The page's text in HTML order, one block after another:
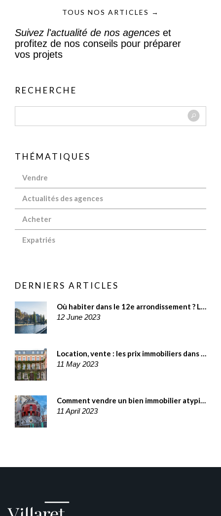
TOUS NOS ARTICLES →
Suivez l'actualité de nos agences et
profitez de nos conseils pour préparer
vos projets
RECHERCHE
THÉMATIQUES
Vendre
Actualités des agences
Acheter
Expatriés
DERNIERS ARTICLES
Où habiter dans le 12e arrondissement ? Le guide des meilleurs quartiers
12 June 2023
Location, vente : les prix immobiliers dans le 3e arrondissement de Paris
11 May 2023
Comment vendre un bien immobilier atypique ? Nos 10 conseils
11 April 2023